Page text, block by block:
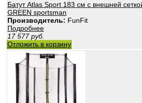
Батут Atlas Sport 183 см с внешней
GREEN sportsman
Производитель: FunFit
Подробнее
17 577 руб.
Отложить в корзину